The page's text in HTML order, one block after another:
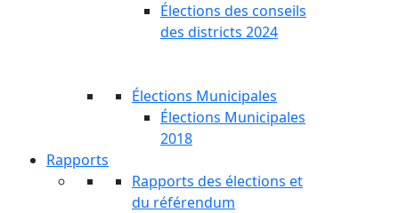
Élections des conseils
des districts 2024
Élections Municipales
Élections Municipales
2018
Rapports
Rapports des élections et
du référendum